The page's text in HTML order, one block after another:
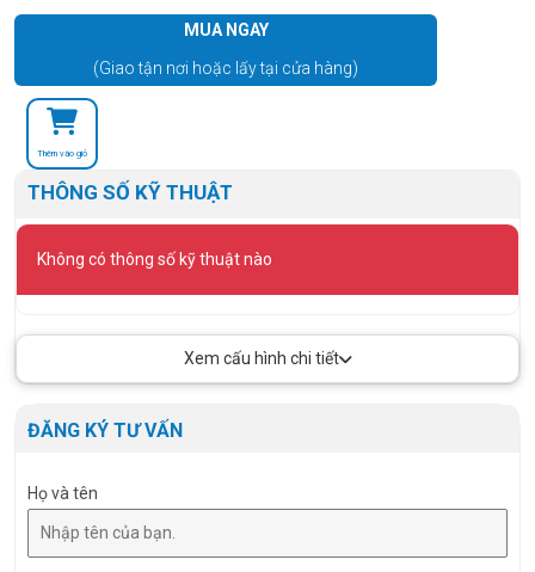
MUA NGAY
(Giao tận nơi hoặc lấy tại cửa hàng)
Thêm vào giỏ
THÔNG SỐ KỸ THUẬT
Không có thông số kỹ thuật nào
Xem cấu hình chi tiết
ĐĂNG KÝ TƯ VẤN
Họ và tên